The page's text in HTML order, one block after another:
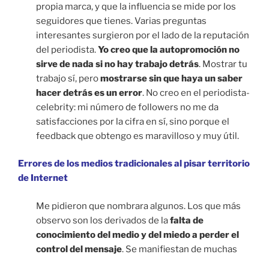
propia marca, y que la influencia se mide por los
seguidores que tienes. Varias preguntas
interesantes surgieron por el lado de la reputación
del periodista.Yo creo que la autopromoción no
sirve de nada si no hay trabajo detrás. Mostrar tu
trabajo sí, peromostrarse sin que haya un saber
hacer detrás es un error. No creo en el periodista-
celebrity: mi número de followers no me da
satisfacciones por la cifra en sí, sino porque el
feedback que obtengo es maravilloso y muy útil.
Errores de los medios tradicionales al pisar territorio
de Internet
Me pidieron que nombrara algunos. Los que más
observo son los derivados de lafalta de
conocimiento del medio y del miedo a perder el
control del mensaje. Se manifiestan de muchas